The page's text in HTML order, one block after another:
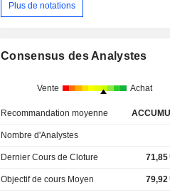
Plus de notations
Consensus des Analystes
Vente Achat
Recommandation moyenne
Nombre d'Analystes
Dernier Cours de Cloture 71,85
Objectif de cours Moyen 79,92